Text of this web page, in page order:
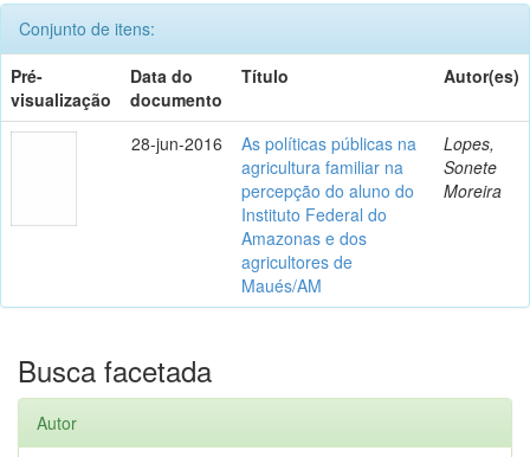
Conjunto de itens:
Pré-
visualização
Data do
documento
Título Autor(es)
28-jun-2016
As políticas públicas na
agricultura familiar na
percepção do aluno do
Instituto Federal do
Amazonas e dos
agricultores de
Maués/AM
Lopes,
Sonete
Moreira
Busca facetada
Autor